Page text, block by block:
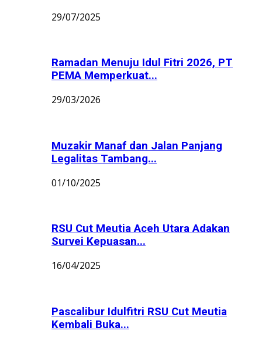
29/07/2025
Ramadan Menuju Idul Fitri 2026, PT
PEMA Memperkuat...
29/03/2026
Muzakir Manaf dan Jalan Panjang
Legalitas Tambang...
01/10/2025
RSU Cut Meutia Aceh Utara Adakan
Survei Kepuasan...
16/04/2025
Pascalibur Idulfitri RSU Cut Meutia
Kembali Buka...